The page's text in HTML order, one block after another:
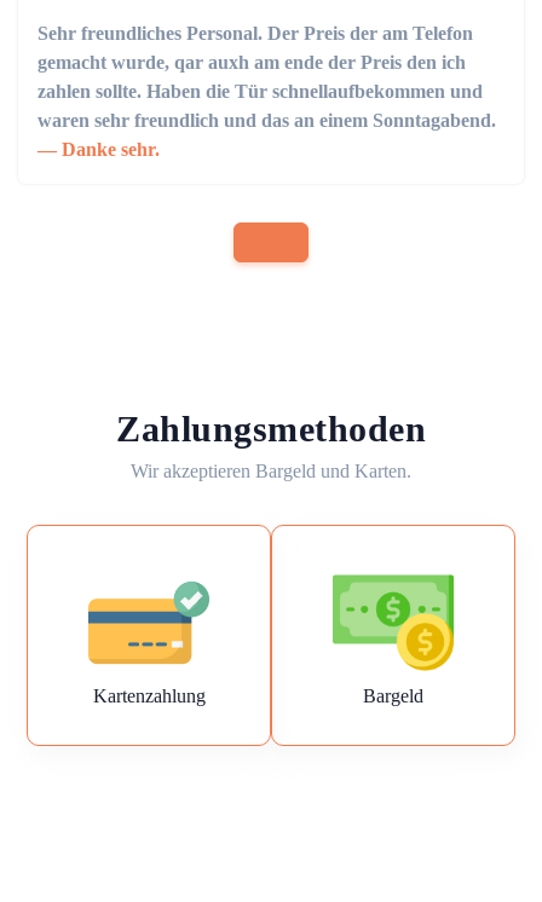
Sehr freundliches Personal. Der Preis der am Telefon
gemacht wurde, qar auxh am ende der Preis den ich
zahlen sollte. Haben die Tür schnellaufbekommen und
waren sehr freundlich und das an einem Sonntagabend.
Danke sehr.
Zahlungsmethoden
Wir akzeptieren Bargeld und Karten.
Kartenzahlung Bargeld